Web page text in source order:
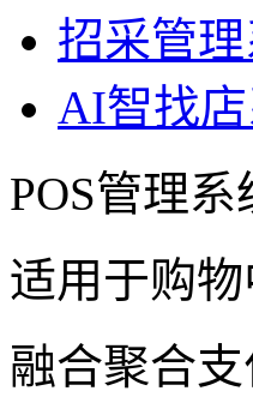
招采管
AI智找
POS管理系
适用于购
融合聚合